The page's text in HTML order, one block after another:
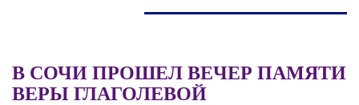
В СОЧИ ПРОШЕЛ ВЕЧЕР ПАМЯТИ
ВЕРЫ ГЛАГОЛЕВОЙ